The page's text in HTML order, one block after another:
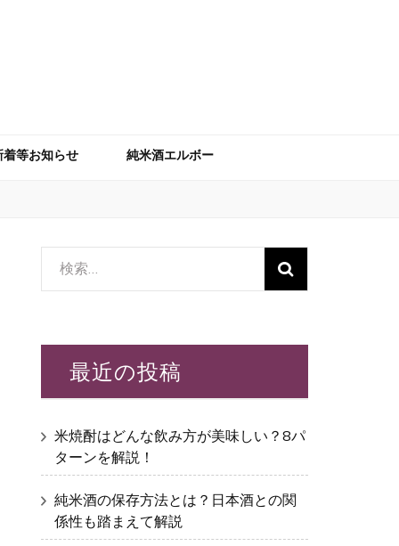
着等お知らせ 純米酒エルボー
検
索:
最近の投稿
米焼酎はどんな飲み方が美味しい？8パ
ターンを解説！
純米酒の保存方法とは？日本酒との関
係性も踏まえて解説